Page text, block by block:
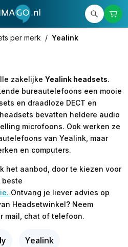
per merk / Yealink
zakelijke Yealink headsets.
bureautelefoons een mooie
en draadloze DECT en
bevatten heldere audio
microfoons. Ook werken ze
van Yealink, maar
en computers.
het aanbod, door te kiezen voor
beste
Ontvang je liever advies op
Headsetwinkel? Neem
mail, chat of telefoon.
Yealink